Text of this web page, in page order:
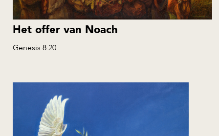
Het offer van Noach
Genesis 8:20